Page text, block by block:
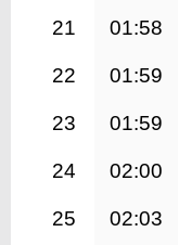
21 01:58
22 01:59
23 01:59
24 02:00
25 02:03